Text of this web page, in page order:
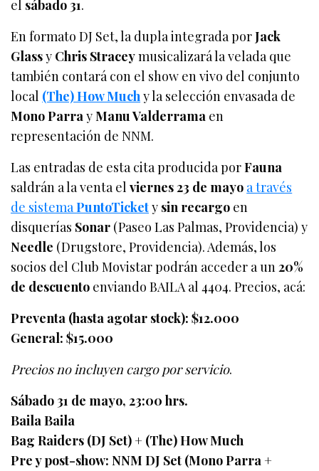
el sábado 31.
En formato DJ Set, la dupla integrada porJack
Glassy Chris Straceymusicalizará la velada que
también contará con el show en vivo del conjunto
local (The) How Muchy la selección envasada de
Mono ParrayManu Valderrama en
representación de NNM.
Las entradas de esta cita producida porFauna
saldrán a la venta elviernes 23 de mayo a través
de sistemaPuntoTickety sin recargo en
disquerías Sonar (Paseo Las Palmas, Providencia) y
Needle (Drugstore, Providencia). Además, los
socios del Club Movistar podrán acceder a un20%
de descuento enviando BAILA al 4404. Precios, acá:
Preventa (hasta agotar stock): $12.000
General: $15.000
Precios no incluyen cargo por servicio.
Sábado 31 de mayo, 23:00 hrs.
Baila Baila
Bag Raiders (DJ Set) + (The) How Much
Pre y post-show: NNM DJ Set (Mono Parra +